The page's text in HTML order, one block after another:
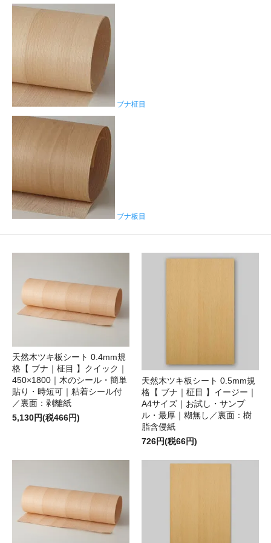
ブナ柾目
ブナ板目
天然木ツキ板シート 0.4mm規
格【 ブナ｜柾目 】クイック｜
450×1800｜木のシール・簡単
貼り・時短可｜粘着シール付
／裏面：剥離紙
5,130円(税466円)
天然木ツキ板シート 0.5mm規
格【 ブナ｜柾目 】イージー｜
A4サイズ｜お試し・サンプ
ル・最厚｜糊無し／裏面：樹
脂含侵紙
726円(税66円)